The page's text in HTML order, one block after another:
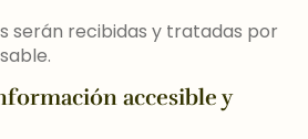
serán recibidas y tratadas por
accesible y